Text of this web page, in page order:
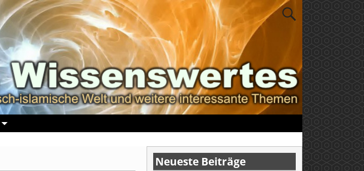
Neueste Beiträge